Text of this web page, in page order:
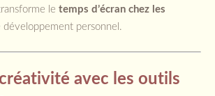
le temps d’écran chez les
personnel.
avec les outils